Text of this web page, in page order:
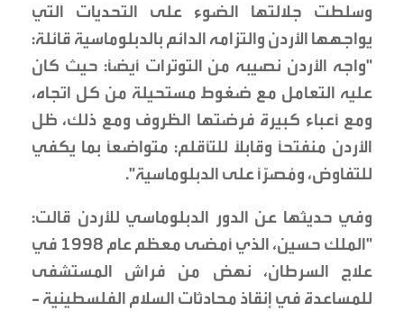
وسلطت جلالتها الضوء على التحديات التي
يواجهها الأردن والتزامه الدائم بالدبلوماسية قائلة:
"واجه الأردن نصيبه من التوترات أيضاً: حيث كان
عليه التعامل مع ضغوط مستحيلة من كل اتجاه،
ومع أعباء كبيرة فرضتها الظروف ومع ذلك، ظل
الأردن منفتحاً وقابلاً للتأقلم: متواضعاً بما يكفي
للتفاوض، ومُصرّاً على الدبلوماسية".
وفي حديثها عن الدور الدبلوماسي للأردن قالت:
"الملك حسين، الذي أمضى معظم عام 1998 في
علاج السرطان، نهض من فراش المستشفى
للمساعدة في إنقاذ محادثات السلام الفلسطينية -